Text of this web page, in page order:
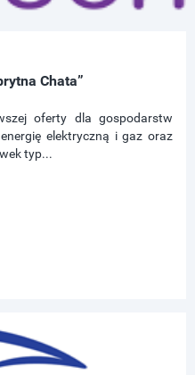
Chata”
oferty dla gospodarstw
elektryczną i gaz oraz
typ...